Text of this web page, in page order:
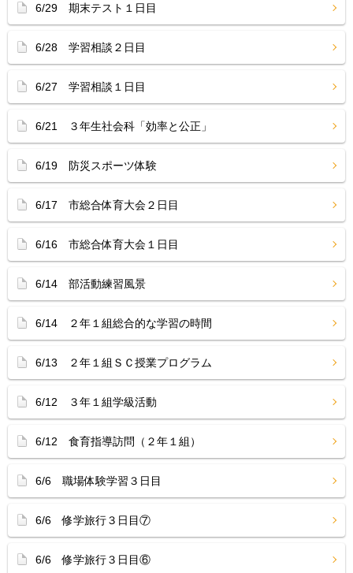
6/29 期末テスト１日目
6/28 学習相談２日目
6/27 学習相談１日目
6/21 ３年生社会科「効率と公正」
6/19 防災スポーツ体験
6/17 市総合体育大会２日目
6/16 市総合体育大会１日目
6/14 部活動練習風景
6/14 ２年１組総合的な学習の時間
6/13 ２年１組ＳＣ授業プログラム
6/12 ３年１組学級活動
6/12 食育指導訪問（２年１組）
6/6 職場体験学習３日目
6/6 修学旅行３日目⑦
6/6 修学旅行３日目⑥